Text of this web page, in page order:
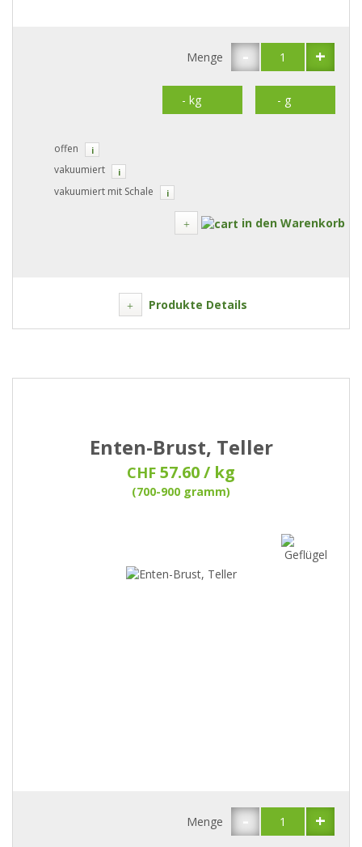
Produkte Details
- +
Menge
offen i
vakuumiert i
vakuumiert mit Schale i
in den Warenkorb
Enten-Brust, Teller
CHF 57.60 / kg
(700-900 gramm)
- +
Menge